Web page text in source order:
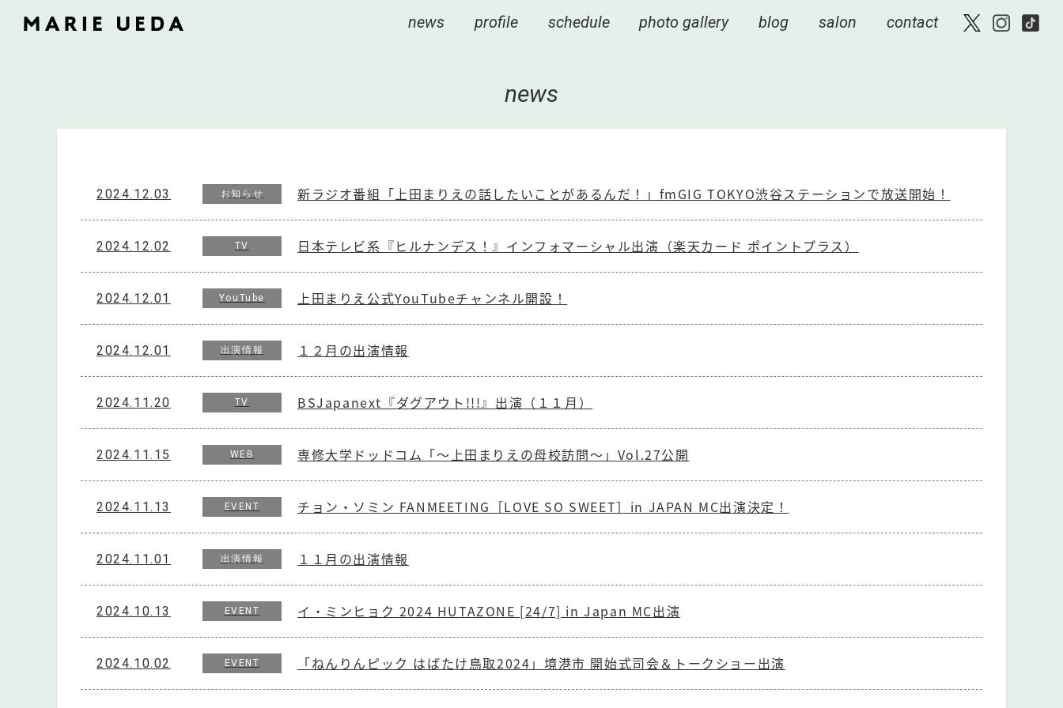
news profile schedule photo gallery blog salon contact
news
2024.12.03 お知らせ 新ラジオ番組「上田まりえの話したいことがあるんだ！」fmGIG TOKYO渋谷ステーションで放送開始！
2024.12.02 TV 日本テレビ系『ヒルナンデス！』インフォマーシャル出演（楽天カード ポイントプラス）
2024.12.01 YouTube 上田まりえ公式YouTubeチャンネル開設！
2024.12.01 出演情報 １２月の出演情報
2024.11.20 TV BSJapanext『ダグアウト!!!』出演（１１月）
2024.11.15 WEB 専修大学ドッドコム「〜上田まりえの母校訪問〜」Vol.27公開
2024.11.13 EVENT チョン・ソミン FANMEETING［LOVE SO SWEET］in JAPAN MC出演決定！
2024.11.01 出演情報 １１月の出演情報
2024.10.13 EVENT イ・ミンヒョク 2024 HUTAZONE [24/7] in Japan MC出演
2024.10.02 EVENT 「ねんりんピック はばたけ鳥取2024」境港市 開始式司会＆トークショー出演